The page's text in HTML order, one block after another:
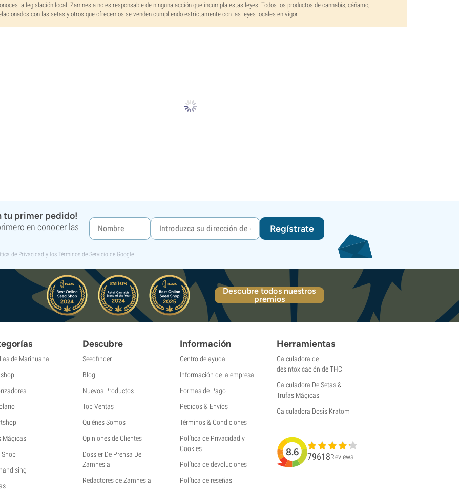
la legislación local. Zamnesia no es responsable de ninguna acción que incumpla estas leyes. Todos los productos de cannabis, cáñamo,
con las setas y otros que ofrecemos se venden cumpliendo estrictamente con las leyes locales en vigor.
tu primer pedido!
en conocer las
Regístrate
de Privacidad y los Términos de Servicio de Google.
Descubre todos nuestros
premios
de Marihuana
Mágicas
Shop
Descubre
Seedfinder
Blog
Nuevos Productos
Top Ventas
Quiénes Somos
Opiniones de Clientes
Dossier De Prensa De
Zamnesia
Redactores de Zamnesia
Información
Centro de ayuda
Información de la empresa
Formas de Pago
Pedidos & Envíos
Términos & Condiciones
Política de Privacidad y
Cookies
Política de devoluciones
Política de reseñas
Herramientas
Calculadora de
desintoxicación de THC
Calculadora De Setas &
Trufas Mágicas
Calculadora Dosis Kratom
8.6 79618Reviews